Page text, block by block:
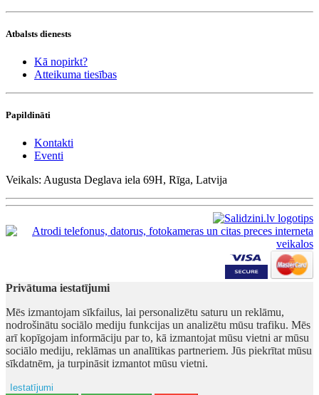
Atbalsts dienests
Kā nopirkt?
Atteikuma tiesības
Papildināti
Kontakti
Eventi
Veikals: Augusta Deglava iela 69H, Rīga, Latvija
Privātuma iestatījumi
Mēs izmantojam sīkfailus, lai personalizētu saturu un reklāmu,
nodrošinātu sociālo mediju funkcijas un analizētu mūsu trafiku. Mēs
arī kopīgojam informāciju par to, kā izmantojat mūsu vietni ar mūsu
sociālo mediju, reklāmas un analītikas partneriem. Jūs piekrītat mūsu
sīkdatnēm, ja turpināsit izmantot mūsu vietni.
Iestatījumi